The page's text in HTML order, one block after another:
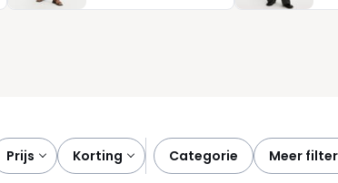
prijs korting categorie meer